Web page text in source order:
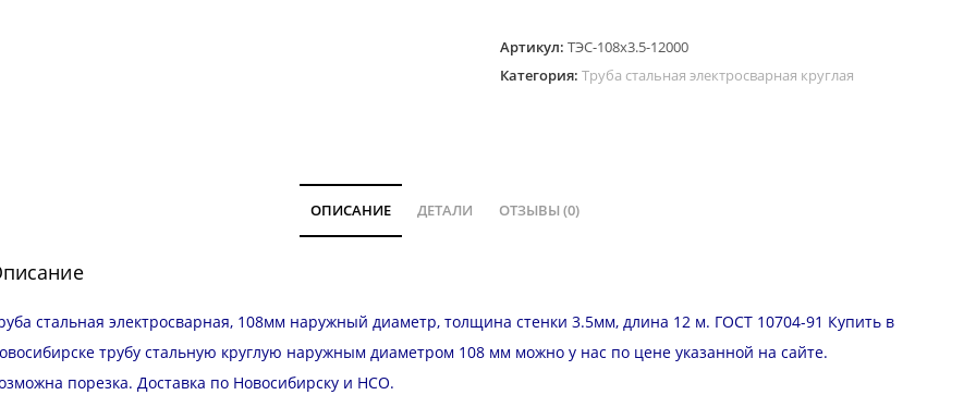
стальная
электросварная,
стенка
12
м
Артикул:ТЭС-108х3.5-12000
Категория:Труба стальная электросварная круглая
ОПИСАНИЕ ДЕТАЛИ ОТЗЫВЫ (0)
стальная электросварная, 108мм наружный диаметр, толщина стенки 3.5мм, длина 12 м. ГОСТ 10704-91 Купить в
трубу стальную круглую наружным диаметром 108 мм можно у нас по цене указанной на сайте.
порезка. Доставка по Новосибирску и НСО.